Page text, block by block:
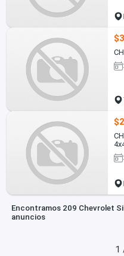
Encontramos 209 Chevrolet
anuncios
1